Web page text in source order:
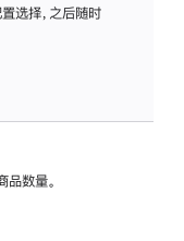
选择，之后随时
数量。